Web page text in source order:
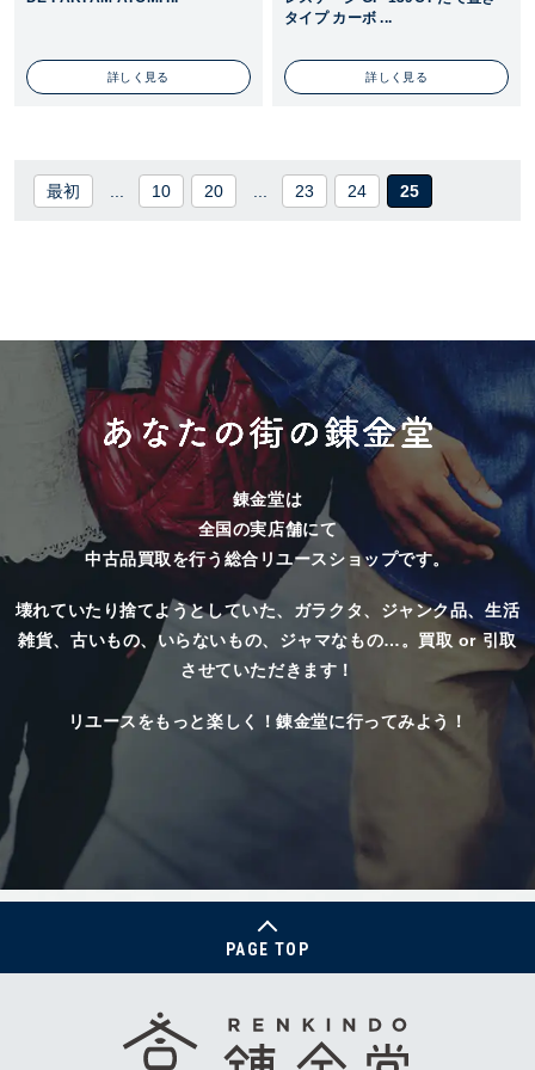
詳しく見る
タイプ カーボ ...
詳しく見る
最初 10 20 23 24 25
錬金堂は
全国の実店舗にて
中古品買取を行う総合リユースショップです。
壊れていたり捨てようとしていた、 ガラクタ、ジャンク品、生活
雑貨、古いもの、いらないもの、ジャマなもの…。 買取 or 引取
させていただきます！
リユースをもっと楽しく！錬金堂に行ってみよう！
PAGE TOP